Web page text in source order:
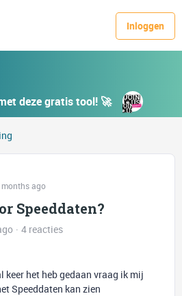
Inloggen
deze gratis tool! 🚀
ago
Speeddaten?
4 reacties
keer het heb gedaan vraag ik mij
Speeddaten kan zien